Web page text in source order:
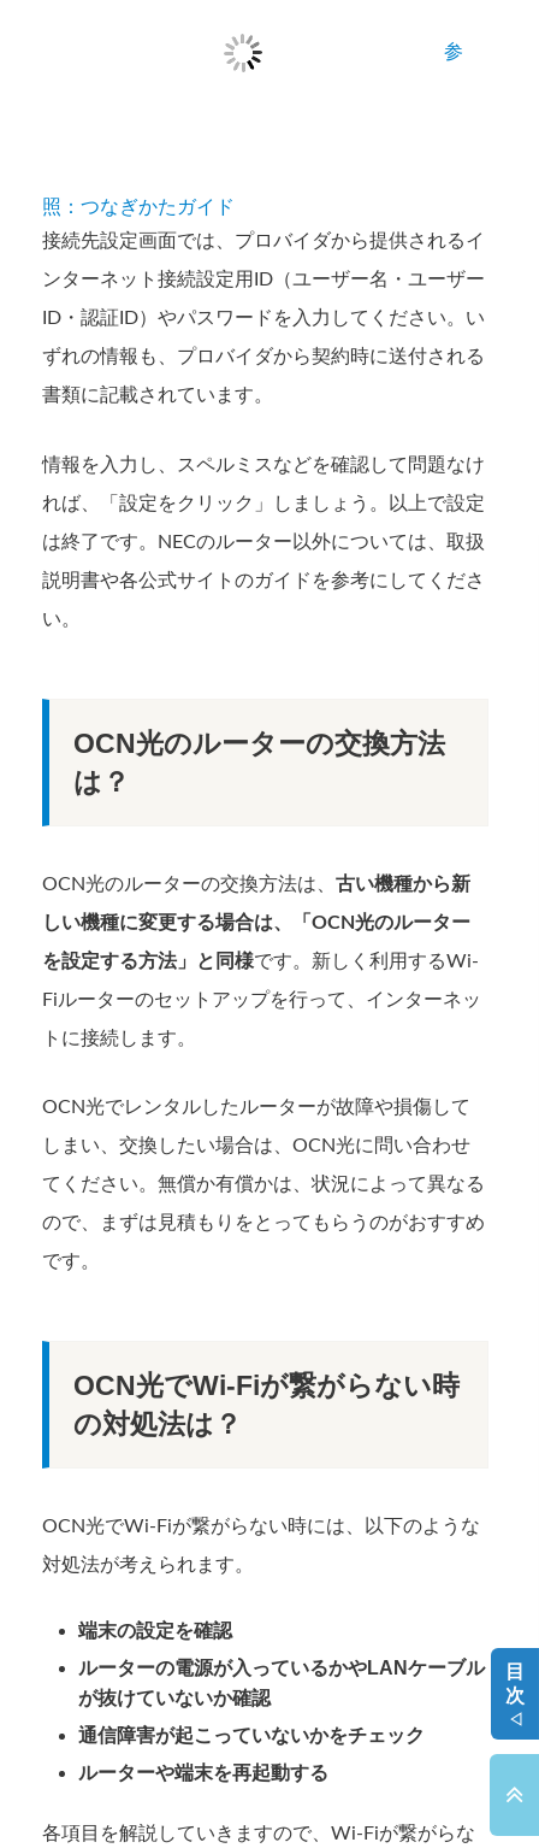
参
照：つなぎかたガイド
接続先設定画面では、プロバイダから提供されるイ
ンターネット接続設定用ID（ユーザー名・ユーザー
ID・認証ID）やパスワードを入力してください。い
ずれの情報も、プロバイダから契約時に送付される
書類に記載されています。
情報を入力し、スペルミスなどを確認して問題なけ
れば、「設定をクリック」しましょう。以上で設定
は終了です。NECのルーター以外については、取扱
説明書や各公式サイトのガイドを参考にしてくださ
い。
OCN光のルーターの交換方法
は？
OCN光のルーターの交換方法は、 古い機種から新
しい機種に変更する場合は、「OCN光のルーター
を設定する方法」と同様です。新しく利用するWi-
Fiルーターのセットアップを行って、インターネッ
トに接続します。
OCN光でレンタルしたルーターが故障や損傷して
しまい、交換したい場合は、OCN光に問い合わせ
てください。無償か有償かは、状況によって異なる
ので、まずは見積もりをとってもらうのがおすすめ
です。
OCN光でWi-Fiが繋がらない時
の対処法は？
OCN光でWi-Fiが繋がらない時には、以下のような
対処法が考えられます。
端末の設定を確認
ルーターの電源が入っているかやLANケーブル
が抜けていないか確認
通信障害が起こっていないかをチェック
ルーターや端末を再起動する
各項目を解説していきますので、Wi-Fiが繋がらな
目
次
◁